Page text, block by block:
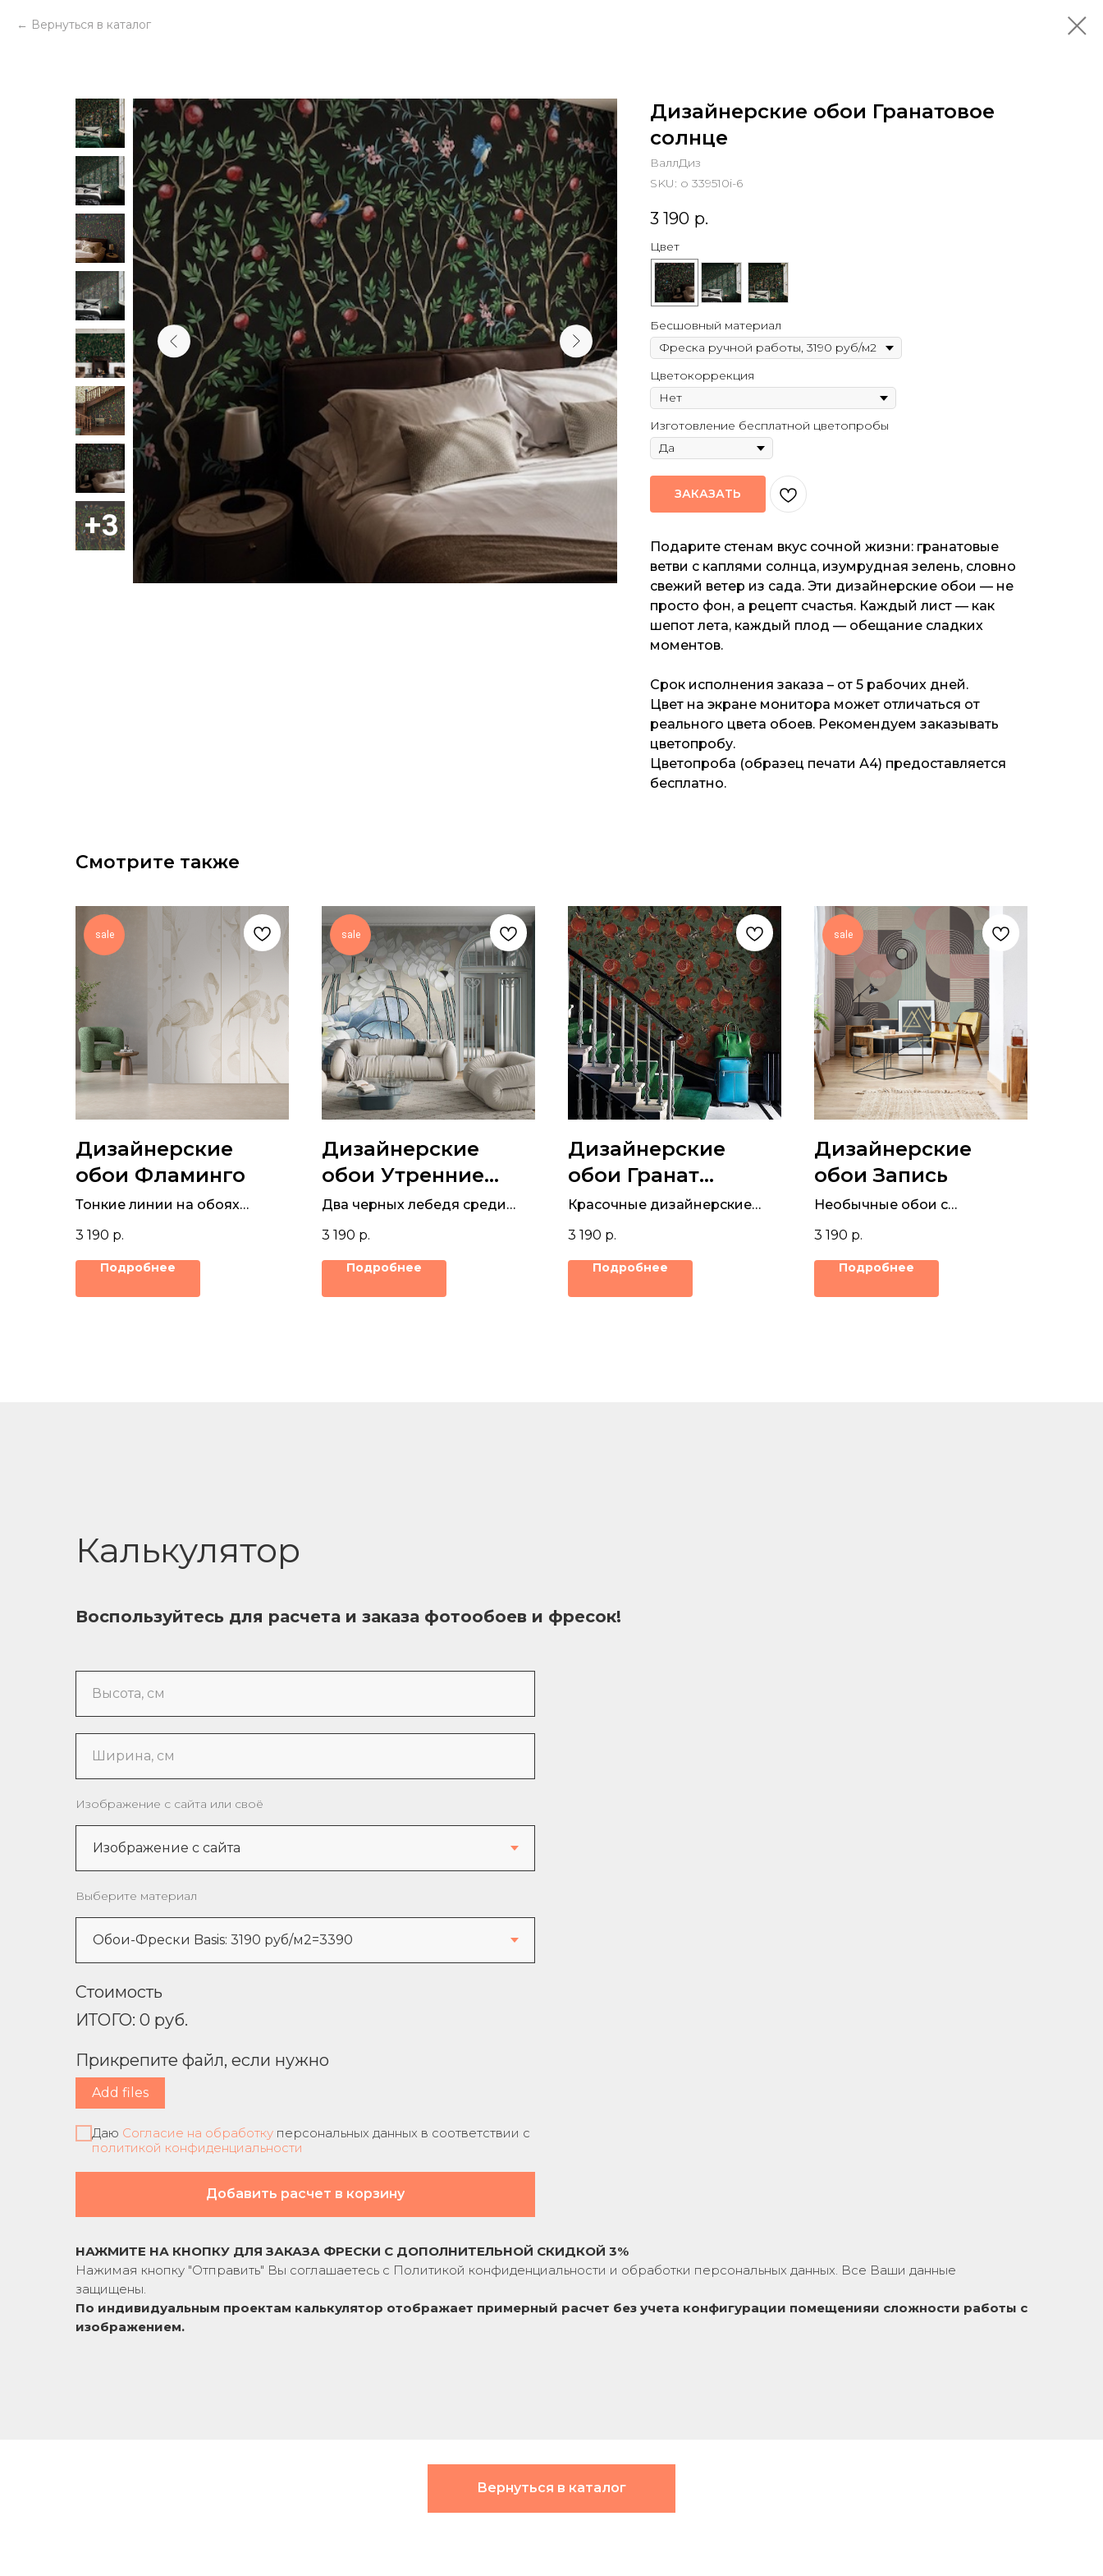
Вернуться в каталог
Дизайнерские обои Гранатовое
солнце
ВаллДиз
SKU: o 339510i-6
3 190 р.
Цвет
Бесшовный материал
Цветокоррекция
Изготовление бесплатной цветопробы
ЗАКАЗАТЬ
Подарите стенам вкус сочной жизни: гранатовые
ветви с каплями солнца, изумрудная зелень, словно
свежий ветер из сада. Эти дизайнерские обои — не
просто фон, а рецепт счастья. Каждый лист — как
шепот лета, каждый плод — обещание сладких
моментов.
Срок исполнения заказа – от 5 рабочих дней.
Цвет на экране монитора может отличаться от
реального цвета обоев. Рекомендуем заказывать
цветопробу.
Цветопроба (образец печати А4) предоставляется
бесплатно.
Смотрите также
sale
Дизайнерские
обои Фламинго
Тонкие линии на обоях
фигуры фламинго
3 190 р.
Подробнее
sale
Дизайнерские
обои Утренние
кувшинки
Два черных лебедя среди
фреске в восточном стиле
3 190 р.
Подробнее
Дизайнерские
обои Гранат
зеленый
Красочные дизайнерские
3 190 р.
Подробнее
sale
Дизайнерские
обои Запись
Необычные обои с
музыкальной атмосферы
3 190 р.
Подробнее
Калькулятор
Воспользуйтесь для расчета и заказа фотообоев и фресок!
Высота, см
Ширина, см
Изображение с сайта или своё
Выберите материал
Стоимость
ИТОГО: 0 руб.
Прикрепите файл, если нужно
Add files
Даю Согласие на обработку персональных данных в соответствии с
политикой конфиденциальности
Добавить расчет в корзину
НАЖМИТЕ НА КНОПКУ ДЛЯ ЗАКАЗА ФРЕСКИ С ДОПОЛНИТЕЛЬНОЙ СКИДКОЙ 3%
Нажимая кнопку "Отправить" Вы соглашаетесь с Политикой конфиденциальности и обработки персональных данных. Все Ваши данные
защищены.
По индивидуальным проектам калькулятор отображает примерный расчет без учета конфигурации помещенияи сложности работы с
изображением.
Вернуться в каталог